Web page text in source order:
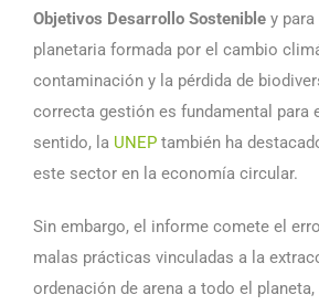
Objetivos Desarrollo Sostenibley para
planetaria formada por el cambio
contaminación y la pérdida de
correcta gestión es fundamental para
sentido, la UNEPtambién ha
este sector en la economía circular.
Sin embargo, el informe comete el
malas prácticas vinculadas a la
ordenación de arena a todo el